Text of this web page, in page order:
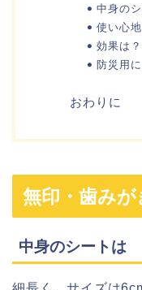
中身の
使い心
効果は？
防災用に
おわりに
無印・歯みが
中身のシートは